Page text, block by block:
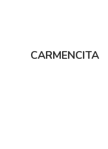
CARMENCITA